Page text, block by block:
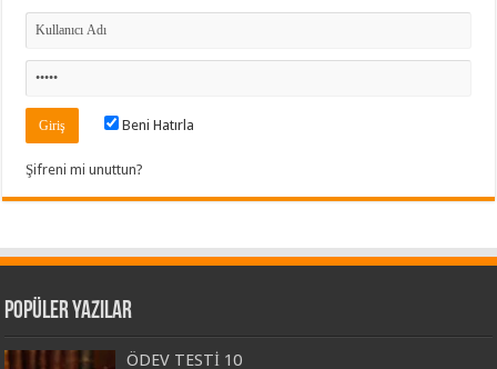
Beni Hatırla
Şifreni mi unuttun?
Popüler Yazılar
ÖDEV TESTİ 10